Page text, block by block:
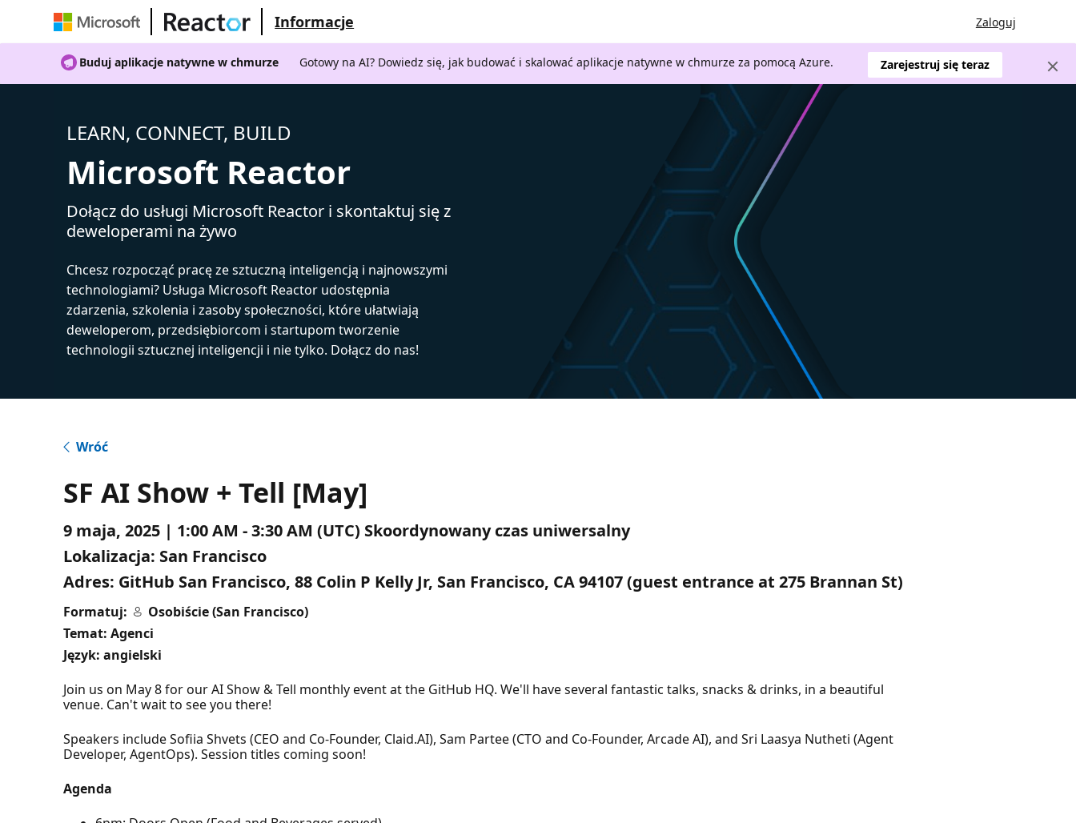
Informacje Zaloguj
Buduj aplikacje natywne w chmurze Gotowy na AI? Dowiedz się, jak budować i skalować aplikacje natywne w chmurze za pomocą Azure. Zarejestruj się teraz
LEARN, CONNECT, BUILD
Microsoft Reactor
Dołącz do usługi Microsoft Reactor i skontaktuj się z
deweloperami na żywo
Chcesz rozpocząć pracę ze sztuczną inteligencją i najnowszymi
technologiami? Usługa Microsoft Reactor udostępnia
zdarzenia, szkolenia i zasoby społeczności, które ułatwiają
deweloperom, przedsiębiorcom i startupom tworzenie
technologii sztucznej inteligencji i nie tylko. Dołącz do nas!
Wróć
SF AI Show + Tell [May]
9 maja, 2025 | 1:00 AM - 3:30 AM (UTC) Skoordynowany czas uniwersalny
Lokalizacja: San Francisco
Adres: GitHub San Francisco, 88 Colin P Kelly Jr, San Francisco, CA 94107 (guest entrance at 275 Brannan St)
Formatuj:
Osobiście (San Francisco)
Temat: Agenci
Język: angielski
​Join us on May 8 for our AI Show & Tell monthly event at the GitHub HQ. We'll have several fantastic talks, snacks & drinks, in a beautiful
venue. Can't wait to see you there!
​​Speakers include ​​Sofiia Shvets (CEO and Co-Founder, Claid.AI), ​Sam Partee (CTO and Co-Founder, Arcade AI), and ​Sri Laasya Nutheti (Agent
Developer, AgentOps). Session titles coming soon!
​Agenda